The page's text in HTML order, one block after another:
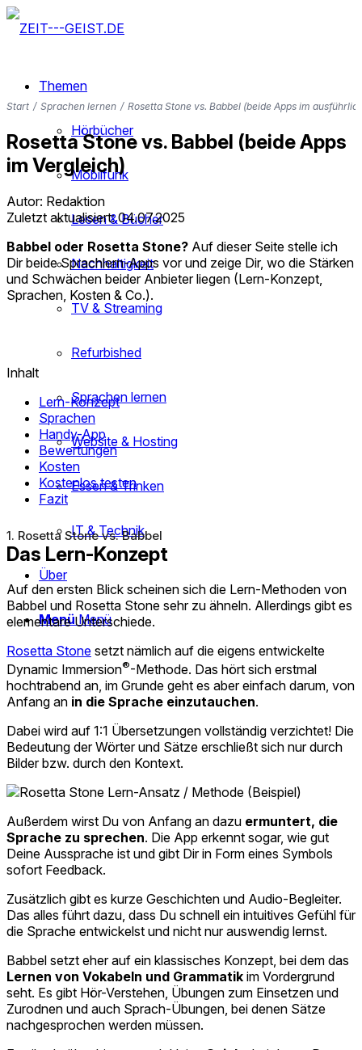
Themen
Hörbücher
Mobilfunk
Lesen & Bücher
Nachhaltigkeit
TV & Streaming
Refurbished
Sprachen lernen
Website & Hosting
Essen & Trinken
IT & Technik
Über
Menü Menü
Start / Sprachen lernen / Rosetta Stone vs. Babbel (beide Apps im
Rosetta Stone vs. Babbel (beide Apps
im Vergleich)
Autor: Redaktion
Zuletzt aktualisiert: 04.07.2025
Babbel oder Rosetta Stone? Auf dieser Seite stelle ich
Dir beide Sprachlern-Apps vor und zeige Dir, wo die Stärken
und Schwächen beider Anbieter liegen (Lern-Konzept,
Sprachen, Kosten & Co.).
Inhalt
Lern-Konzept
Sprachen
Handy-App
Bewertungen
Kosten
Kostenlos testen
Fazit
1. Rosetta Stone vs. Babbel
Das Lern-Konzept
Auf den ersten Blick scheinen sich die Lern-Methoden von
Babbel und Rosetta Stone sehr zu ähneln. Allerdings gibt es
elementare Unterschiede.
Rosetta Stone setzt nämlich auf die eigens entwickelte
Dynamic Immersion®-Methode. Das hört sich erstmal
hochtrabend an, im Grunde geht es aber einfach darum, von
Anfang an in die Sprache einzutauchen.
Dabei wird auf 1:1 Übersetzungen vollständig verzichtet! Die
Bedeutung der Wörter und Sätze erschließt sich nur durch
Bilder bzw. durch den Kontext.
Außerdem wirst Du von Anfang an dazu ermuntert, die
Sprache zu sprechen. Die App erkennt sogar, wie gut
Deine Aussprache ist und gibt Dir in Form eines Symbols
sofort Feedback.
Zusätzlich gibt es kurze Geschichten und Audio-Begleiter.
Das alles führt dazu, dass Du schnell ein intuitives Gefühl für
die Sprache entwickelst und nicht nur auswendig lernst.
Babbel setzt eher auf ein klassisches Konzept, bei dem das
Lernen von Vokabeln und Grammatik im Vordergrund
seht. Es gibt Hör-Verstehen, Übungen zum Einsetzen und
Zurodnen und auch Sprach-Übungen, bei denen Sätze
nachgesprochen werden müssen.